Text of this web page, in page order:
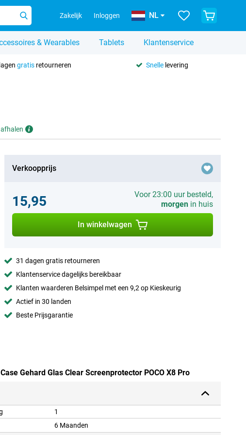
Zakelijk Inloggen NL
& Wearables Tablets Klantenservice
gratisretourneren Snellelevering
Verkoopprijs
15,95
Voor 23:00 uur besteld,
morgenin huis
In winkelwagen
31 dagen gratis retourneren
Klantenservice dagelijks bereikbaar
Klanten waarderen Belsimpel met een 9,2 op Kieskeurig
Actief in 30 landen
Beste Prijsgarantie
Gehard Glas Clear Screenprotector POCO X8 Pro
1
6 Maanden